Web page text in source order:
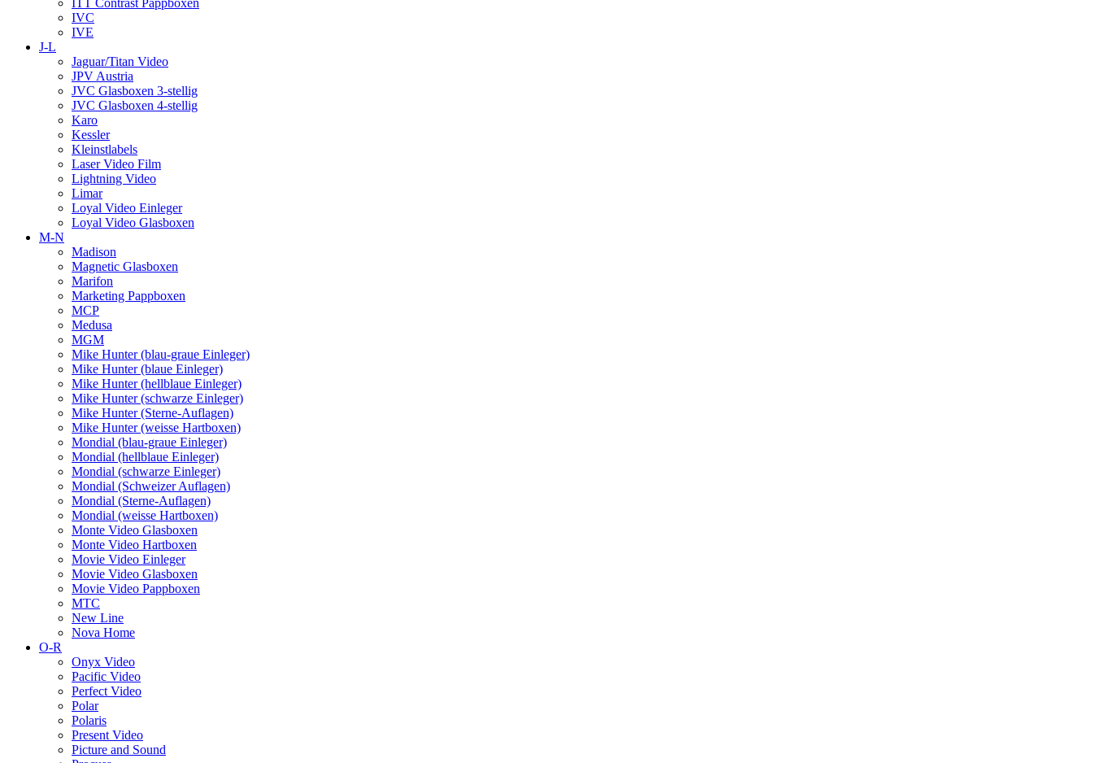
ITT Contrast Pappboxen
IVC
IVE
J-L
Jaguar/Titan Video
JPV Austria
JVC Glasboxen 3-stellig
JVC Glasboxen 4-stellig
Karo
Kessler
Kleinstlabels
Laser Video Film
Lightning Video
Limar
Loyal Video Einleger
Loyal Video Glasboxen
M-N
Madison
Magnetic Glasboxen
Marifon
Marketing Pappboxen
MCP
Medusa
MGM
Mike Hunter (blau-graue Einleger)
Mike Hunter (blaue Einleger)
Mike Hunter (hellblaue Einleger)
Mike Hunter (schwarze Einleger)
Mike Hunter (Sterne-Auflagen)
Mike Hunter (weisse Hartboxen)
Mondial (blau-graue Einleger)
Mondial (hellblaue Einleger)
Mondial (schwarze Einleger)
Mondial (Schweizer Auflagen)
Mondial (Sterne-Auflagen)
Mondial (weisse Hartboxen)
Monte Video Glasboxen
Monte Video Hartboxen
Movie Video Einleger
Movie Video Glasboxen
Movie Video Pappboxen
MTC
New Line
Nova Home
O-R
Onyx Video
Pacific Video
Perfect Video
Polar
Polaris
Present Video
Picture and Sound